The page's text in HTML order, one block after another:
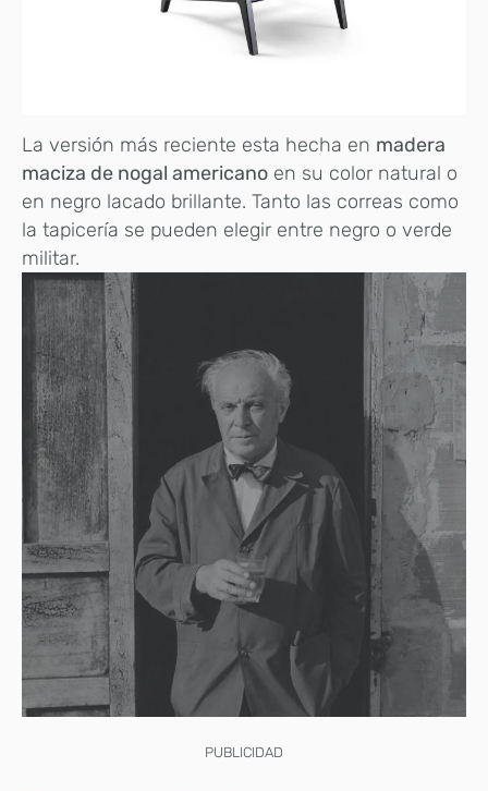
La versión más reciente esta hecha en madera
maciza de nogal americano en su color natural o
en negro lacado brillante. Tanto las correas como
la tapicería se pueden elegir entre negro o verde
militar.
PUBLICIDAD